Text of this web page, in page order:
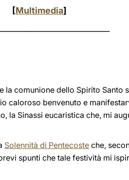
[Multimedia]
la comunione dello Spirito Santo
caloroso benvenuto e
la Sinassi eucaristica che, mi
Solennità di Pentecoste che,
spunti che tale festività mi